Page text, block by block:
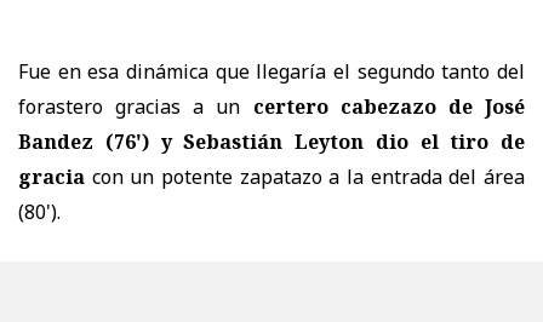
Fue en esa dinámica que llegaría el segundo tanto del
forastero gracias a un certero cabezazo de José
Bandez (76') y Sebastián Leyton dio el tiro de
gracia con un potente zapatazo a la entrada del área
(80').